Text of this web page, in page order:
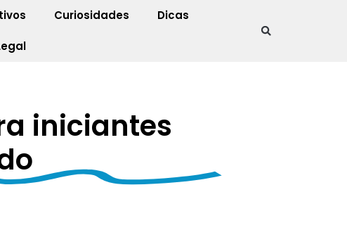
Curiosidades Dicas
iniciantes